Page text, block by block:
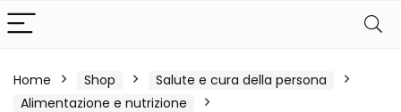
Home Shop
Salute e cura della persona
Alimentazione e nutrizione